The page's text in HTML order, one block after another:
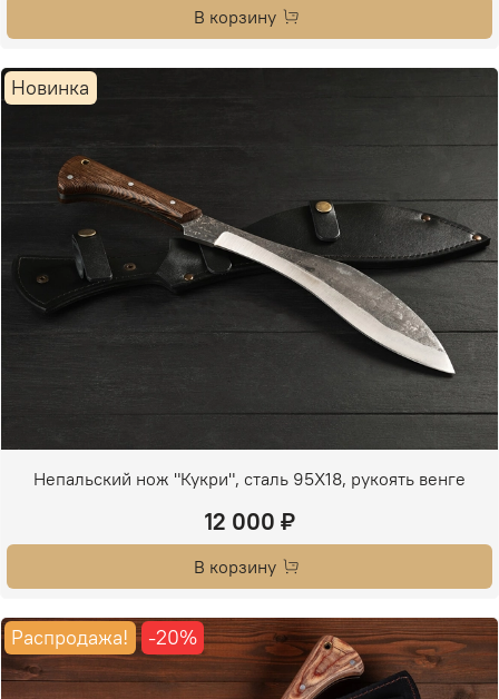
В корзину
Новинка
Непальский нож "Кукри", сталь 95Х18, рукоять венге
12 000 ₽
В корзину
Распродажа! -20%